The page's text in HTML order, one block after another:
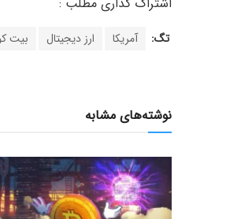
تگ: آمریکا ارز دیجیتال بیت
نوشته‌های مشابه